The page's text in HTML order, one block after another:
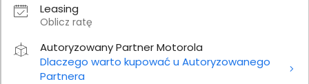
Leasing
Oblicz ratę
Autoryzowany Partner Motorola
Dlaczego warto kupować u Autoryzowanego
Partnera